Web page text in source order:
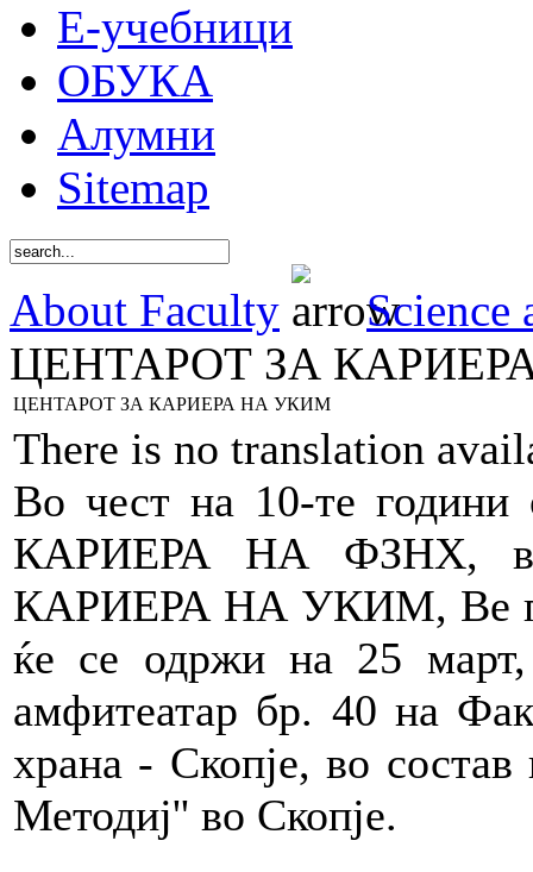
Е-учебници
ОБУКА
Алумни
Sitemap
About Faculty
Science
ЦЕНТАРОТ ЗА
ЦЕНТАРОТ ЗА КАРИЕРА НА УКИМ
There is no translation
Во чест на 10-те
КАРИЕРА НА ФЗНХ,
КАРИЕРА НА УКИМ, Ве
ќе се одржи на 25
амфитеатар бр. 40 на
храна - Скопје, во
Методиј'' во Скопје.